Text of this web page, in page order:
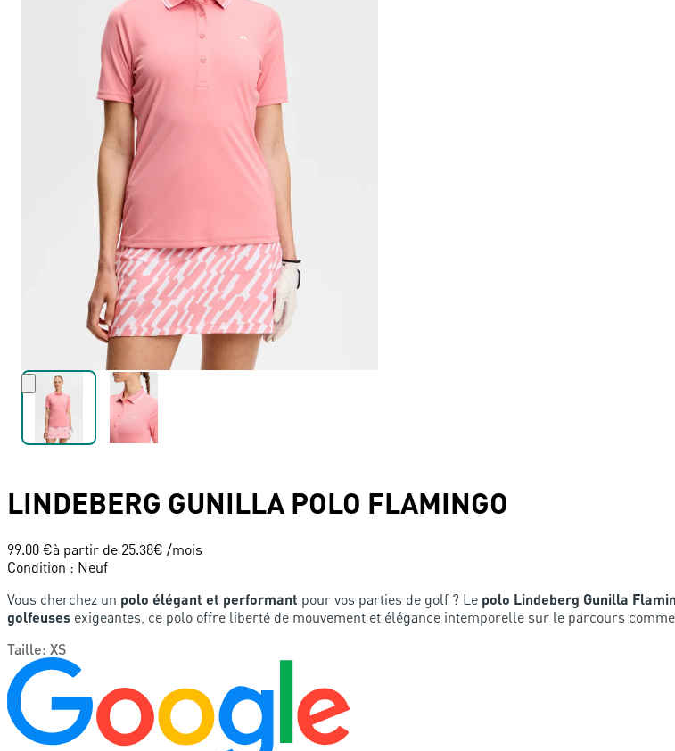
LINDEBERG GUNILLA POLO FLAMINGO
99.00 €à partir de 25.38€ /mois
Condition : Neuf
Vous cherchez un polo élégant et performant pour vos parties de golf ? Le polo Lindeberg Gunilla
golfeuses exigeantes, ce polo offre liberté de mouvement et élégance intemporelle sur le parcours
Taille: XS